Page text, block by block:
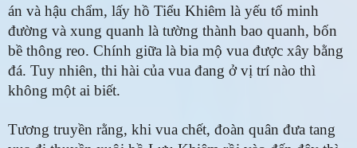
án và hậu chẩm, lấy hồ Tiểu Khiêm là yếu tố minh
đường và xung quanh là tường thành bao quanh, bốn
bề thông reo. Chính giữa là bia mộ vua được xây bằng
đá. Tuy nhiên, thi hài của vua đang ở vị trí nào thì
không một ai biết.
Tương truyền rằng, khi vua chết, đoàn quân đưa tang